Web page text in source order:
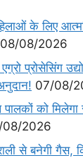
के लिए
08/08/2026
प्रोसेसिंग
07/08/
को मिलेगा
08/2026
से बनेगी गैस,